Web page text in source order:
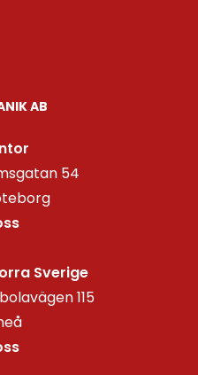
AB
54
Sverige
115